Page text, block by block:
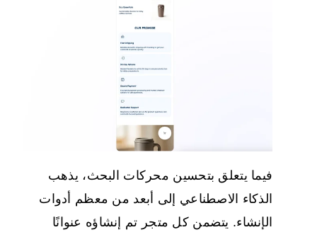
فيما يتعلق بتحسين محركات البحث، يذهب
الذكاء الاصطناعي إلى أبعد من معظم أدوات
الإنشاء. يتضمن كل متجر تم إنشاؤه عنوانًا